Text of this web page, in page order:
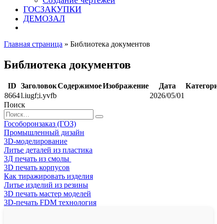
ГОСЗАКУПКИ
ДЕМОЗАЛ
Главная страница » Библиотека документов
Библиотека документов
ID ЗаголовокСодержимоеИзображение Дата
8664l.iugf;i.yvfb
2026/05/01
Поиск
Search
for:
Гособоронзаказ (ГОЗ)
Промышленный дизайн
3D-моделирование
Литье деталей из пластика
3Д печать из смолы
3D печать корпусов
Как тиражировать изделия
Литье изделий из резины
3D печать мастер моделей
3D-печать FDM технология